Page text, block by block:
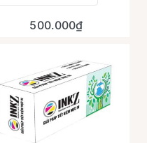
500.000₫